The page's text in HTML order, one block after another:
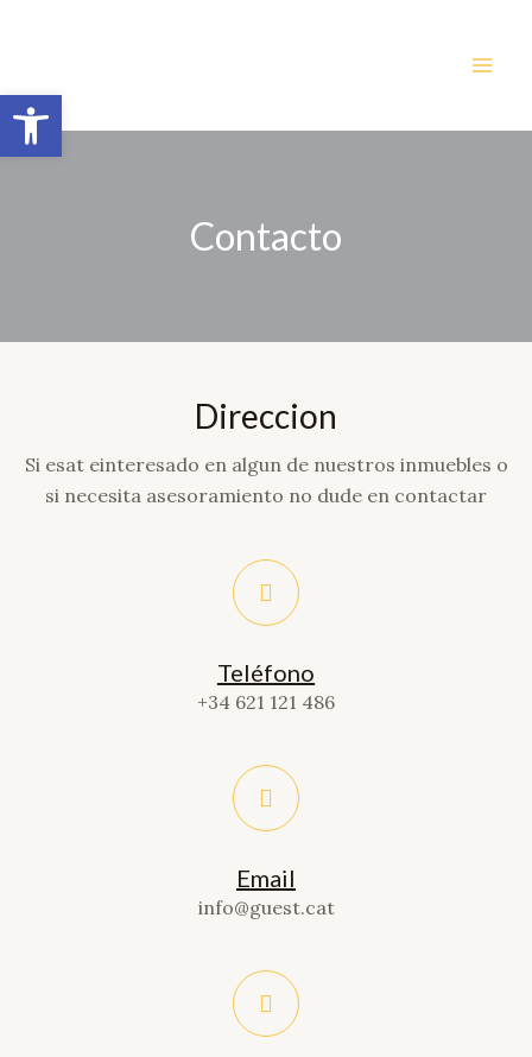
Contacto
Direccion
Si esat einteresado en algun de nuestros inmuebles o
si necesita asesoramiento no dude en contactar
Teléfono
+34 621 121 486
Email
info@guest.cat
Abrir barra de herramientas